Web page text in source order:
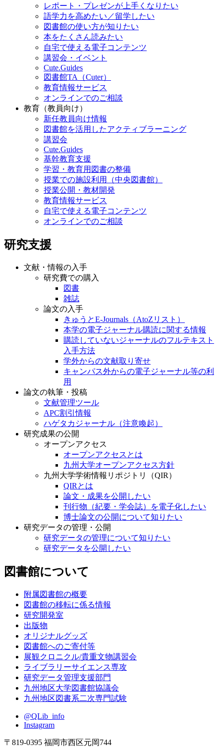
レポート・プレゼンが上手くなりたい
語学力を高めたい／留学したい
図書館の使い方が知りたい
本をたくさん読みたい
自宅で使える電子コンテンツ
講習会・イベント
Cute.Guides
図書館TA（Cuter）
教育情報サービス
オンラインでのご相談
教育（教員向け）
新任教員向け情報
図書館を活用したアクティブラーニング
講習会
Cute.Guides
基幹教育支援
学習・教育用図書の整備
授業での施設利用（中央図書館）
授業公開・教材開発
教育情報サービス
自宅で使える電子コンテンツ
オンラインでのご相談
研究支援
文献・情報の入手
研究費での購入
図書
雑誌
論文の入手
きゅうとE-Journals（AtoZリスト）
本学の電子ジャーナル購読に関する情報
購読していないジャーナルのフルテキスト
入手方法
学外からの文献取り寄せ
キャンパス外からの電子ジャーナル等の利
用
論文の執筆・投稿
文献管理ツール
APC割引情報
ハゲタカジャーナル（注意喚起）
研究成果の公開
オープンアクセス
オープンアクセスとは
九州大学オープンアクセス方針
九州大学学術情報リポジトリ（QIR）
QIRとは
論文・成果を公開したい
刊行物（紀要・学会誌）を電子化したい
博士論文の公開について知りたい
研究データの管理・公開
研究データの管理について知りたい
研究データを公開したい
図書館について
附属図書館の概要
図書館の移転に係る情報
研究開発室
出版物
オリジナルグッズ
図書館へのご寄付等
展観クロニクル/貴重文物講習会
ライブラリーサイエンス専攻
研究データ管理支援部門
九州地区大学図書館協議会
九州地区図書系二次専門試験
@QLib_info
Instagram
〒819-0395 福岡市西区元岡744